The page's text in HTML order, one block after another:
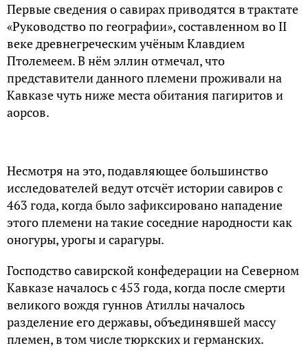
Первые сведения о савирах приводятся в трактате
«Руководство по географии», составленном во II
веке древнегреческим учёным Клавдием
Птолемеем. В нём эллин отмечал, что
представители данного племени проживали на
Кавказе чуть ниже места обитания пагиритов и
аорсов.
Несмотря на это, подавляющее большинство
исследователей ведут отсчёт истории савиров с
463 года, когда было зафиксировано нападение
этого племени на такие соседние народности как
оногуры, урогы и сарагуры.
Господство савирской конфедерации на Северном
Кавказе началось с 453 года, когда после смерти
великого вождя гуннов Атиллы началось
разделение его державы, объединявшей массу
племен, в том числе тюркских и германских.